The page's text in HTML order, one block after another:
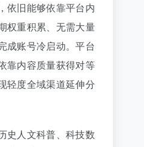
依旧能够依靠平台内
权重积累、无需大量
成账号冷启动。平台
靠内容质量获得对等
轻度全域渠道延伸分
史人文科普、科技数